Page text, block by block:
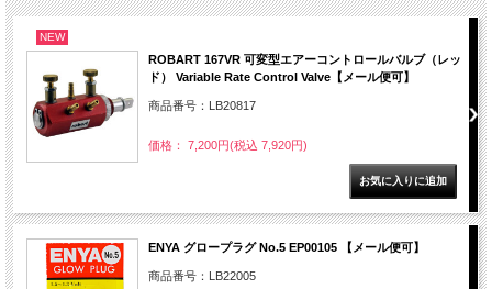
NEW
ROBART 167VR 可変型エアーコントロールバルブ（レッ
ド） Variable Rate Control Valve【メール便可】
商品番号：LB20817
価格： 7,200円(税込 7,920円)
ENYA グロープラグ No.5 EP00105 【メール便可】
商品番号：LB22005